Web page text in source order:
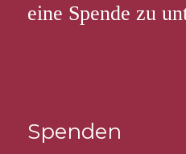
eine Spende zu
Spenden